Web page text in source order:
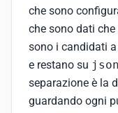
che sono
che sono dati
sono i candidati
e restano su
separazione è la
guardando ogni